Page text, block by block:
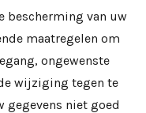
bescherming van uw
maatregelen om
ongewenste
wijziging tegen te
gegevens niet goed